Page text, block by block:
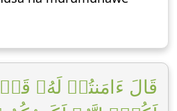
قَالَ ءَامَنتُمۡ لَهُۥ